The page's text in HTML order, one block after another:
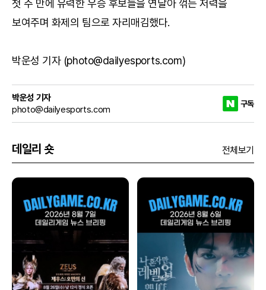
첫 주 만에 유력한 우승 후보들을 연달아 꺾는 저력을
보여주며 화제의 팀으로 자리매김했다.
박운성 기자 (photo@dailyesports.com)
박운성 기자
photo@dailyesports.com
구독
데일리 숏 전체보기